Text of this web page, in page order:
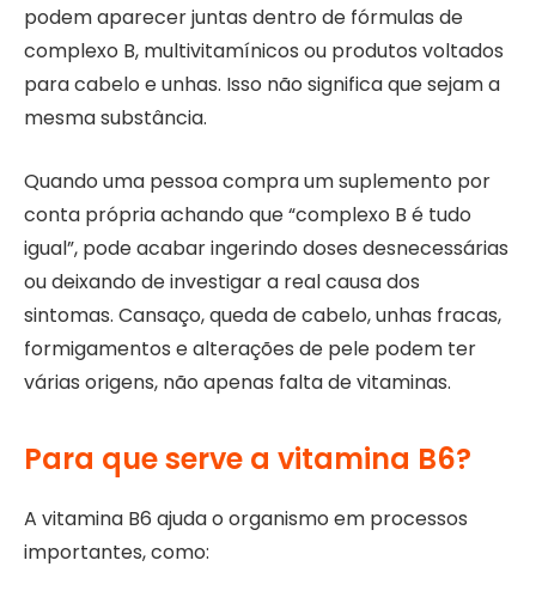
podem aparecer juntas dentro de fórmulas de
complexo B, multivitamínicos ou produtos voltados
para cabelo e unhas. Isso não significa que sejam a
mesma substância.
Quando uma pessoa compra um suplemento por
conta própria achando que “complexo B é tudo
igual”, pode acabar ingerindo doses desnecessárias
ou deixando de investigar a real causa dos
sintomas. Cansaço, queda de cabelo, unhas fracas,
formigamentos e alterações de pele podem ter
várias origens, não apenas falta de vitaminas.
Para que serve a vitamina B6?
A vitamina B6 ajuda o organismo em processos
importantes, como: